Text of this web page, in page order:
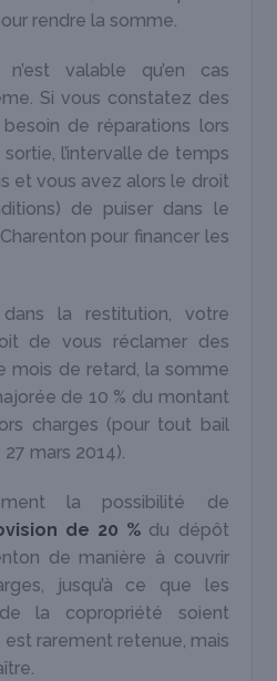
rendre la somme.
valable qu’en cas
Si vous constatez des
de réparations lors
l’intervalle de temps
et vous avez alors le droit
de puiser dans le
pour financer les
la restitution, votre
de vous réclamer des
mois de retard, la somme
de 10 % du montant
charges (pour tout bail
mars 2014).
la possibilité de
de 20 % du dépôt
de manière à couvrir
jusqu’à ce que les
la copropriété soient
rarement retenue, mais